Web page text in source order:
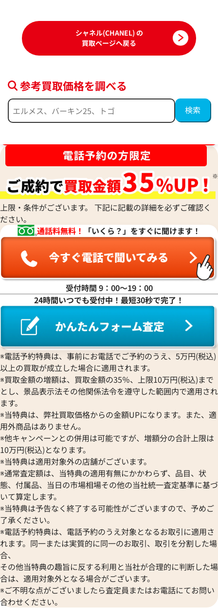
シャネル シャツ
参考買取価格
92,000円
2026年7月3日時点
参考買取価格
82,000円
2025年9月3日時点
シャネル セットアップ
参考買取価格
63,000円
2026年3月3日時点
シャネル パンツ
参考買取価格
45,000円
2025年6月3日時点
シャネル パンツ
参考買取価格
37,000 円
2025年7月3日時点
シャネル トップス
参考買取価格
2025年7月3日時点
シャネル(CHANEL) の
買取ページへ戻る
参考買取価格を調べる
上限・条件がございます。 下記に記載の詳細を必ずご確認く
ださい。
通話料無料！
「いくら？」をすぐに聞けます！
受付時間 9：00〜19：00
24時間いつでも受付中！最短30秒で完了！
※電話予約特典は、事前にお電話でご予約のうえ、5万円(税込)
以上の買取が成立した場合に適用されます。
※買取金額の増額は、買取金額の35％、上限10万円(税込)まで
とし、景品表示法その他関係法令を遵守した範囲内で適用され
ます。
※当特典は、弊社買取価格からの金額UPになります。また、適
用外商品はありません。
※他キャンペーンとの併用は可能ですが、増額分の合計上限は
10万円(税込)となります。
※当特典は適用対象外の店舗がございます。
※通常査定額は、当特典の適用有無にかかわらず、品目、状
態、付属品、当日の市場相場その他の当社統一査定基準に基づ
いて算定します。
※当特典は予告なく終了する可能性がございますので、予めご
了承ください。
※電話予約特典は、電話予約のうえ対象となるお取引に適用さ
れます。同一または実質的に同一のお取引、取引を分割した場
合、
その他当特典の趣旨に反する利用と当社が合理的に判断した場
合は、適用対象外となる場合がございます。
※ご不明な点がございましたら査定員またはお電話にてお問い
合わせください。